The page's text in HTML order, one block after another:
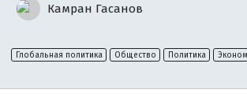
Камран Гасанов
Глобальная политика Общество Политика